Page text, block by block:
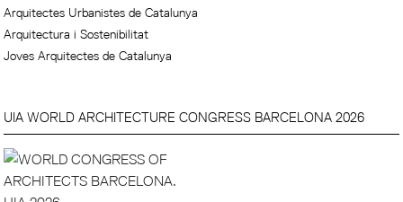
Arquitectes Urbanistes de Catalunya
Arquitectura i Sostenibilitat
Joves Arquitectes de Catalunya
UIA WORLD ARCHITECTURE CONGRESS BARCELONA 2026